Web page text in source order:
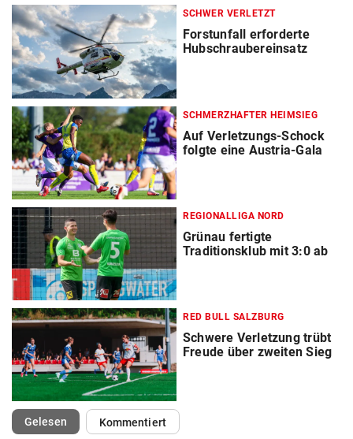
SCHWER VERLETZT
Forstunfall erforderte
Hubschraubereinsatz
SCHMERZHAFTER HEIMSIEG
Auf Verletzungs-Schock
folgte eine Austria-Gala
REGIONALLIGA NORD
Grünau fertigte
Traditionsklub mit 3:0 ab
RED BULL SALZBURG
Schwere Verletzung trübt
Freude über zweiten Sieg
Gelesen(ausgewählt)Kommentiert